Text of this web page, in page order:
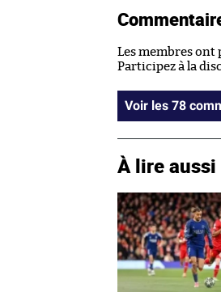
Les membres ont
Participez à la
Voir les
À lire aussi